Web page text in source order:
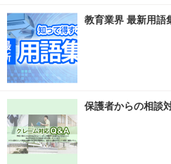
教育業界 最新用語
保護者からの相談